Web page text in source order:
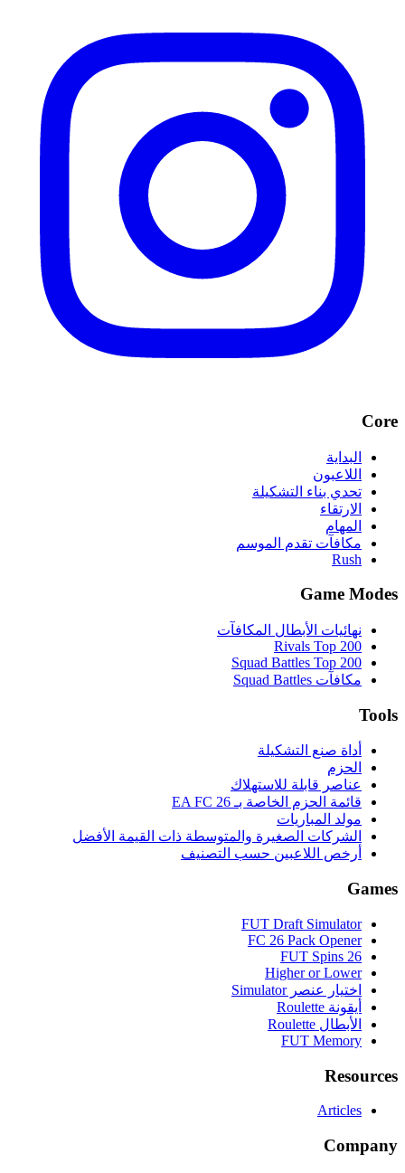
Core
البداية
اللاعبون
تحدي بناء التشكيلة
الارتقاء
المهام
مكافآت تقدم الموسم
Rush
Game Modes
نهائيات الأبطال المكافآت
Rivals Top 200
Squad Battles Top 200
مكافآت Squad Battles
Tools
أداة صنع التشكيلة
الحزم
عناصر قابلة للاستهلاك
قائمة الحزم الخاصة بـ EA FC 26
مولد المباريات
الشركات الصغيرة والمتوسطة ذات القيمة الأفضل
أرخص اللاعبين حسب التصنيف
Games
FUT Draft Simulator
FC 26 Pack Opener
FUT Spins 26
Higher or Lower
اختيار عنصر Simulator
أيقونة Roulette
الأبطال Roulette
FUT Memory
Resources
Articles
Company